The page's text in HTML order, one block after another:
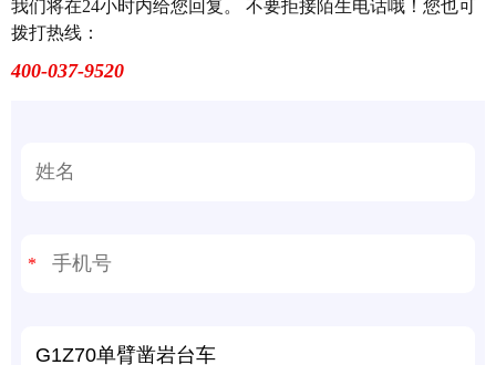
我们将在24小时内给您回复。 不要拒接陌生电话哦！您也可
拨打热线：
400-037-9520